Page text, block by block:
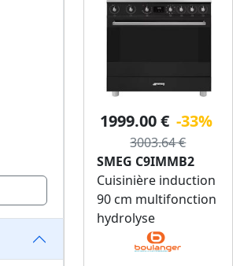
1999.00 € -33%
3003.64 €
SMEG C9IMMB2
Cuisinière induction
90 cm multifonction
hydrolyse